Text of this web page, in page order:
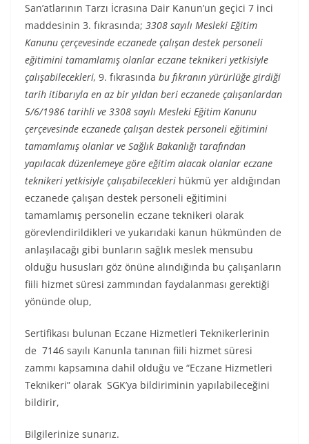
San’atlarının Tarzı İcrasına Dair Kanun’un geçici 7 inci
maddesinin 3. fıkrasında; 3308 sayılı Mesleki Eğitim
Kanunu çerçevesinde eczanede çalışan destek personeli
eğitimini tamamlamış olanlar eczane teknikeri yetkisiyle
çalışabilecekleri, 9. fıkrasında bu fıkranın yürürlüğe girdiği
tarih itibarıyla en az bir yıldan beri eczanede çalışanlardan
5/6/1986 tarihli ve 3308 sayılı Mesleki Eğitim Kanunu
çerçevesinde eczanede çalışan destek personeli eğitimini
tamamlamış olanlar ve Sağlık Bakanlığı tarafından
yapılacak düzenlemeye göre eğitim alacak olanlar eczane
teknikeri yetkisiyle çalışabilecekleri hükmü yer aldığından
eczanede çalışan destek personeli eğitimini
tamamlamış personelin eczane teknikeri olarak
görevlendirildikleri ve yukarıdaki kanun hükmünden de
anlaşılacağı gibi bunların sağlık meslek mensubu
olduğu hususları göz önüne alındığında bu çalışanların
fiili hizmet süresi zammından faydalanması gerektiği
yönünde olup,
Sertifikası bulunan Eczane Hizmetleri Teknikerlerinin
de 7146 sayılı Kanunla tanınan fiili hizmet süresi
zammı kapsamına dahil olduğu ve “Eczane Hizmetleri
Teknikeri” olarak SGK’ya bildiriminin yapılabileceğini
bildirir,
Bilgilerinize sunarız.